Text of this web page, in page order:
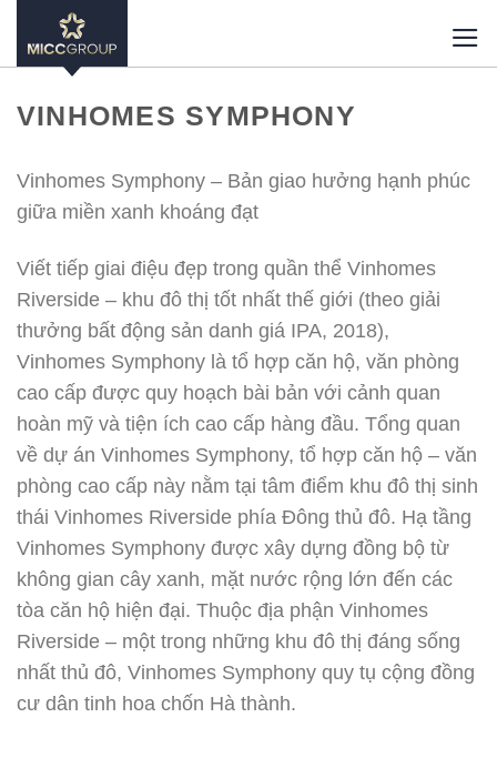
VINHOMES SYMPHONY
Vinhomes Symphony – Bản giao hưởng hạnh phúc
giữa miền xanh khoáng đạt
Viết tiếp giai điệu đẹp trong quần thể Vinhomes
Riverside – khu đô thị tốt nhất thế giới (theo giải
thưởng bất động sản danh giá IPA, 2018),
Vinhomes Symphony là tổ hợp căn hộ, văn phòng
cao cấp được quy hoạch bài bản với cảnh quan
hoàn mỹ và tiện ích cao cấp hàng đầu. Tổng quan
về dự án Vinhomes Symphony, tổ hợp căn hộ – văn
phòng cao cấp này nằm tại tâm điểm khu đô thị sinh
thái Vinhomes Riverside phía Đông thủ đô. Hạ tầng
Vinhomes Symphony được xây dựng đồng bộ từ
không gian cây xanh, mặt nước rộng lớn đến các
tòa căn hộ hiện đại. Thuộc địa phận Vinhomes
Riverside – một trong những khu đô thị đáng sống
nhất thủ đô, Vinhomes Symphony quy tụ cộng đồng
cư dân tinh hoa chốn Hà thành.